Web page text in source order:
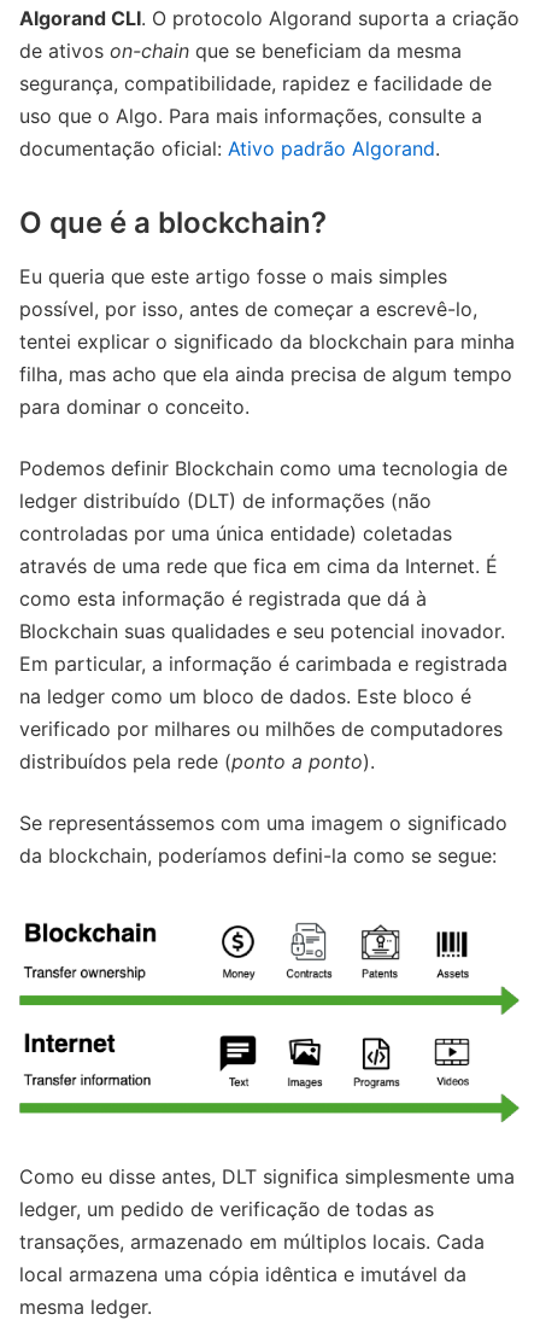
Algorand CLI. O protocolo Algorand suporta a criação
de ativos on-chain que se beneficiam da mesma
segurança, compatibilidade, rapidez e facilidade de
uso que o Algo. Para mais informações, consulte a
documentação oficial: Ativo padrão Algorand.
O que é a blockchain?
Eu queria que este artigo fosse o mais simples
possível, por isso, antes de começar a escrevê-lo,
tentei explicar o significado da blockchain para minha
filha, mas acho que ela ainda precisa de algum tempo
para dominar o conceito.
Podemos definir Blockchain como uma tecnologia de
ledger distribuído (DLT) de informações (não
controladas por uma única entidade) coletadas
através de uma rede que fica em cima da Internet. É
como esta informação é registrada que dá à
Blockchain suas qualidades e seu potencial inovador.
Em particular, a informação é carimbada e registrada
na ledger como um bloco de dados. Este bloco é
verificado por milhares ou milhões de computadores
distribuídos pela rede (ponto a ponto).
Se representássemos com uma imagem o significado
da blockchain, poderíamos defini-la como se segue:
Como eu disse antes, DLT significa simplesmente uma
ledger, um pedido de verificação de todas as
transações, armazenado em múltiplos locais. Cada
local armazena uma cópia idêntica e imutável da
mesma ledger.